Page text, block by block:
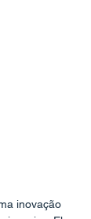
inovação